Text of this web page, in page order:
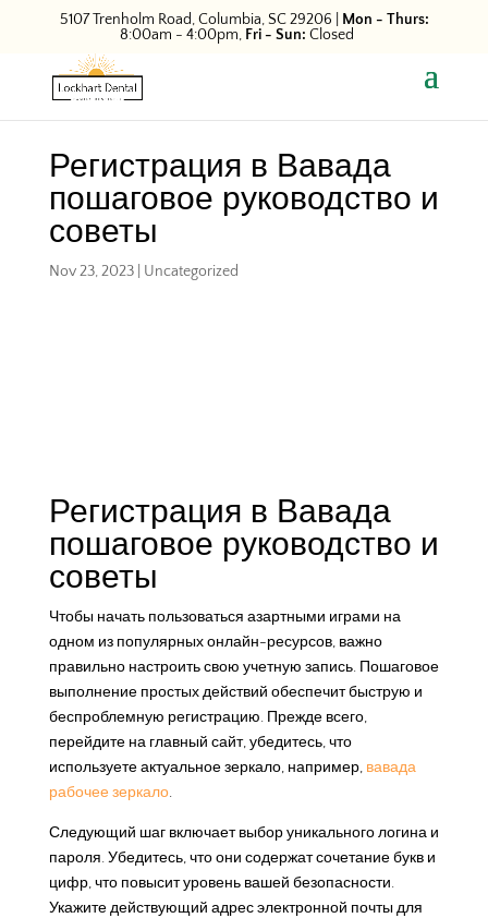
5107 Trenholm Road, Columbia, SC 29206
Mon - Thurs:
8:00am - 4:00pm, Fri - Sun: Closed
Регистрация в Вавада
пошаговое руководство и
советы
Nov 23, 2023| Uncategorized
Регистрация в Вавада
пошаговое руководство и
советы
Чтобы начать пользоваться азартными играми на
одном из популярных онлайн-ресурсов, важно
правильно настроить свою учетную запись. Пошаговое
выполнение простых действий обеспечит быструю и
беспроблемную регистрацию. Прежде всего,
перейдите на главный сайт, убедитесь, что
используете актуальное зеркало, например, вавада
рабочее зеркало.
Следующий шаг включает выбор уникального логина и
пароля. Убедитесь, что они содержат сочетание букв и
цифр, что повысит уровень вашей безопасности.
Укажите действующий адрес электронной почты для